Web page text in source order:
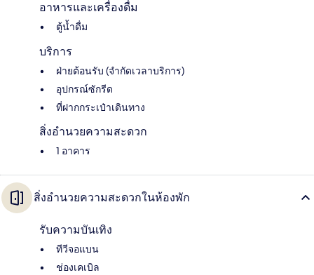
อาหารและเครื่องดื่ม
ตู้น้ำดื่ม
บริการ
ฝ่ายต้อนรับ (จำกัดเวลาบริการ)
อุปกรณ์ซักรีด
ที่ฝากกระเป๋าเดินทาง
สิ่งอำนวยความสะดวก
1 อาคาร
สิ่งอำนวยความสะดวกในห้องพัก
รับความบันเทิง
ทีวีจอแบน
ช่องเคเบิล